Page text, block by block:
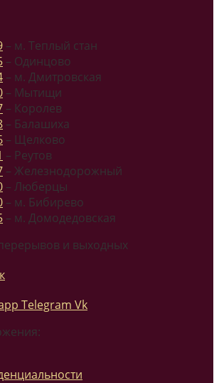
– м. Теплый стан
– Одинцово
– м. Дмитровская
– Мытищи
– Королев
– Балашиха
– Щелково
– Реутов
– Железнодорожный
– Люберцы
– м. Бибирево
– м. Домодедовская
и выходных
Telegram Vk